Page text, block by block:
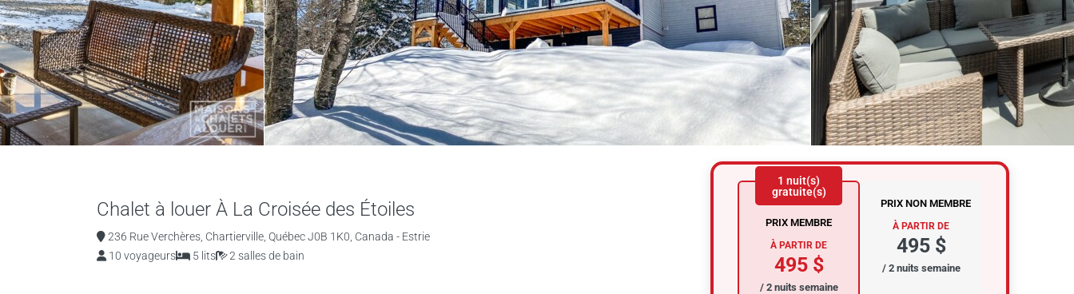
Chalet à louer À La Croisée des Étoiles
236 Rue Verchères, Chartierville, Québec J0B 1K0, Canada - Estrie
10 voyageurs
5 lits 2 salles de bain
PRIX NON MEMBRE
À PARTIR DE
495 $
/ 2 nuits semaine
1 nuit(s)
gratuite(s)
PRIX MEMBRE
À PARTIR DE
495 $
/ 2 nuits semaine